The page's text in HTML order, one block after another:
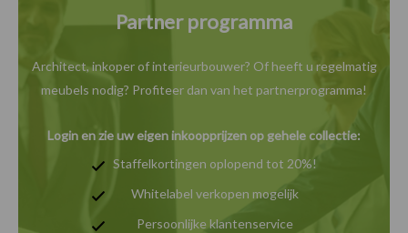
Partner programma
Architect, inkoper of interieurbouwer? Of heeft u regelmatig
meubels nodig? Profiteer dan van het partnerprogramma!
Login en zie uw eigen inkoopprijzen op gehele collectie:
Staffelkortingen oplopend tot 20%!
Whitelabel verkopen mogelijk
Persoonlijke klantenservice